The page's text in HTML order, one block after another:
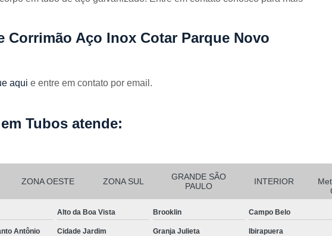
Serviços de
dobra
Corrimão com Ferro Tipo
Corrimão Escada Interna
Corrimão Inox de Escada
Corrimão Inox para Escada
Corrimão Aço Inox Cotar Parque Novo
aqui e entre em contato por email.
Tubos atende:
ZONA OESTE ZONA SUL
GRANDE SÃO
PAULO
INTERIOR
Alto da Boa Vista Brooklin Campo Belo
Antônio Cidade Jardim Granja Julieta Ibirapuera